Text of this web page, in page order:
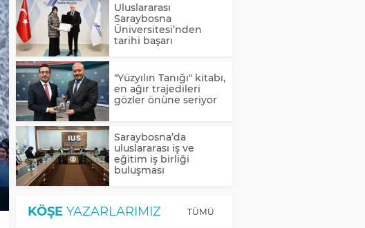
Uluslararası
Saraybosna
Üniversitesi’nden
tarihi başarı
"Yüzyılın Tanığı" kitabı,
en ağır trajedileri
gözler önüne seriyor
Saraybosna’da
uluslararası iş ve
eğitim iş birliği
buluşması
KÖŞE YAZARLARIMIZ TÜMÜ